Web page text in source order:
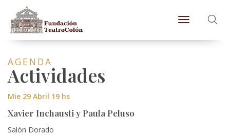
Toggle
AGENDA
Actividades
Mie 29 Abril 19 hs
Xavier Inchausti y Paula Peluso
Salón Dorado